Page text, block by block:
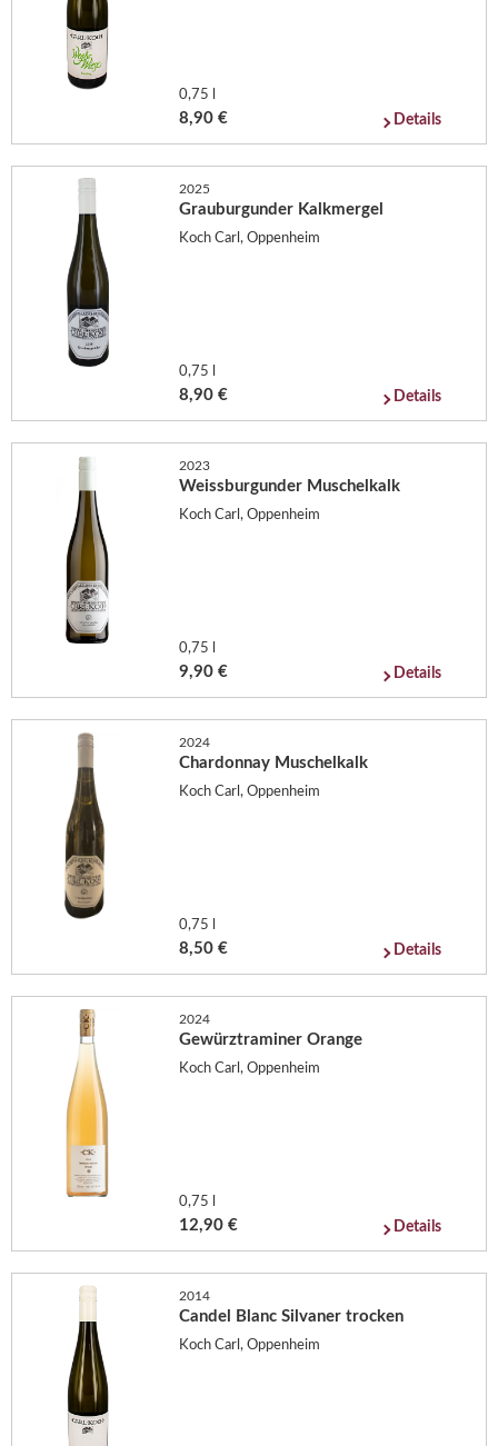
0,75 l
8,90 € Details
2025
Grauburgunder Kalkmergel
Koch Carl, Oppenheim
0,75 l
8,90 € Details
2023
Weissburgunder Muschelkalk
Koch Carl, Oppenheim
0,75 l
9,90 € Details
2024
Chardonnay Muschelkalk
Koch Carl, Oppenheim
0,75 l
8,50 € Details
2024
Gewürztraminer Orange
Koch Carl, Oppenheim
0,75 l
12,90 € Details
2014
Candel Blanc Silvaner trocken
Koch Carl, Oppenheim